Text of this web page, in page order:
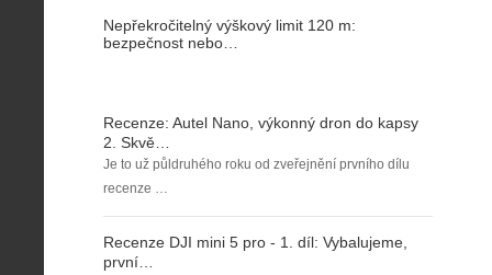
Nepřekročitelný výškový limit 120 m:
bezpečnost nebo…
Recenze: Autel Nano, výkonný dron do kapsy
2. Skvě…
Je to už půldruhého roku od zveřejnění prvního dílu
recenze …
Recenze DJI mini 5 pro - 1. díl: Vybalujeme,
první…